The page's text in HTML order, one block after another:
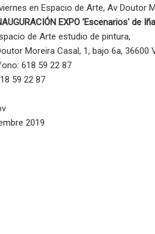
en Espacio de Arte, Av Doutor
EXPO 'Escenarios' de
de Arte estudio de pintura,
Moreira Casal, 1, bajo 6a,
618 59 22 87
59 22 87
2019